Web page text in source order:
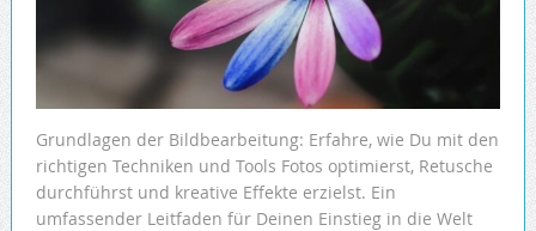
Grundlagen der Bildbearbeitung: Erfahre, wie Du mit den
richtigen Techniken und Tools Fotos optimierst, Retusche
durchführst und kreative Effekte erzielst. Ein
umfassender Leitfaden für Deinen Einstieg in die Welt